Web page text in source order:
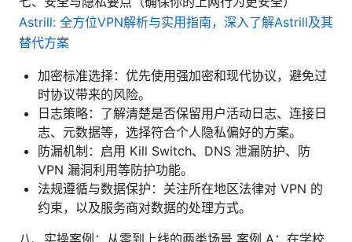
Astrill: 全方位VPN解析与实用指南，深入了解Astrill及其
替代方案
加密标准选择：优先使用强加密和现代协议，避免过
时协议带来的风险。
日志策略：了解清楚是否保留用户活动日志、连接日
志、元数据等，选择符合个人隐私偏好的方案。
防漏机制：启用 Kill Switch、DNS 泄漏防护、防
VPN 漏洞利用等防护功能。
法规遵循与数据保护：关注所在地区法律对 VPN 的
约束，以及服务商对数据的处理方式。
八、实操案例：从零到上线的两类场景 案例 A：在学校